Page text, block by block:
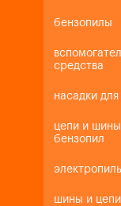
бензопилы
средства
насадки
цепи и
бензопил
шины и